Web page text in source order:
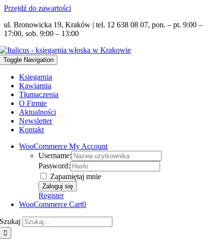
Przejdź do zawartości
ul. Bronowicka 19, Kraków | tel. 12 638 08 07, pon. – pt. 9:00 –
17:00, sob. 9:00 – 13:00
Toggle Navigation
Księgarnia
Kawiarnia
Tłumaczenia
O Firmie
Aktualności
Newsletter
Kontakt
WooCommerce My Account
Username:
Password:
Zapamiętaj mnie
Register
WooCommerce Cart0
Szukaj